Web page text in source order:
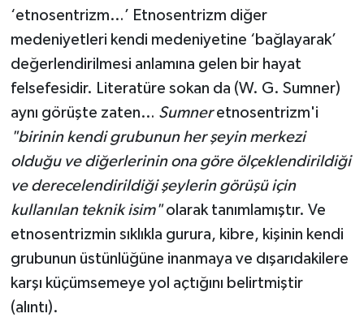
‘etnosentrizm…’ Etnosentrizm diğer
medeniyetleri kendi medeniyetine ‘bağlayarak’
değerlendirilmesi anlamına gelen bir hayat
felsefesidir. Literatüre sokan da (W. G. Sumner)
aynı görüşte zaten… Sumneretnosentrizm'i
"birinin kendi grubunun her şeyin merkezi
olduğu ve diğerlerinin ona göre ölçeklendirildiği
ve derecelendirildiği şeylerin görüşü için
kullanılan teknik isim"olarak tanımlamıştır. Ve
etnosentrizmin sıklıkla gurura, kibre, kişinin kendi
grubunun üstünlüğüne inanmaya ve dışarıdakilere
karşı küçümsemeye yol açtığını belirtmiştir
(alıntı).